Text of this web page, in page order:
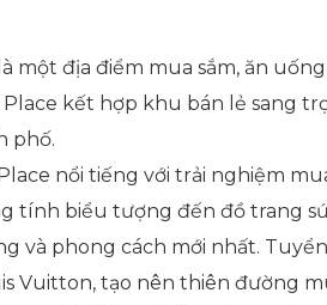
một địa điểm mua sắm, ăn
kết hợp khu bán lẻ sang
phố.
nổi tiếng với trải nghiệm
tính biểu tượng đến đồ trang
và phong cách mới nhất.
Vuitton, tạo nên thiên đường